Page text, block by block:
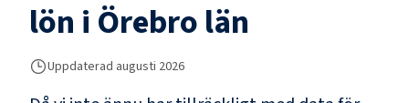
lön i Örebro län
Uppdaterad augusti 2026